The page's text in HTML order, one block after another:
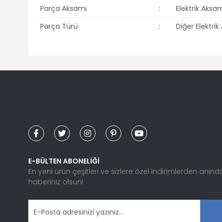
Parça Aksamı
:
Elektrik
Parça Türü
: Diğer Elektrik
Görüş ve önerileriniz için teşekkür ederiz.
Ürün fiyatı diğer sitelerden daha pahalı.
E-BÜLTEN ABONELİĞİ
En yeni ürün çeşitleri ve sizlere özel indirimlerden
haberiniz olsun!